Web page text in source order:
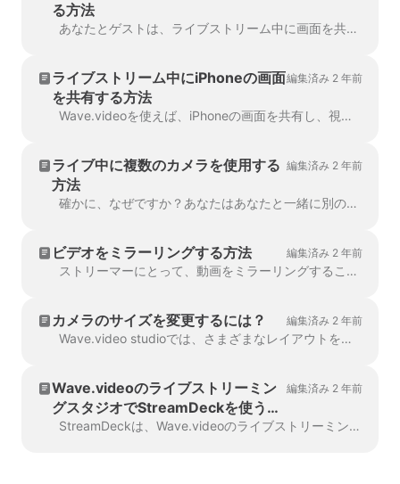
る方法
あなたとゲストは、ライブストリーム中に画面を共有することができます。例えば、プレゼンテーションのスライドを表示したり、製品をリアルタイムで紹介したりすることができます。
ライブストリーム中にiPhoneの画面
を共有する方法
編集済み 2 年前
Wave.videoを使えば、iPhoneの画面を共有し、視聴者に配信することができます。まず、iPhoneの画面をMacにキャストする必要があります。あなたは ...
ライブ中に複数のカメラを使用する
方法
編集済み 2 年前
確かに、なぜですか？あなたはあなたと一緒に別のスピーカーを持っているかもしれませんし、多分あなたはあなたが行う何かに別のカメラに焦点を当てたいですか？料理？あるいは、ライブ中に複数のカメラを使用する方法です。
ビデオをミラーリングする方法 編集済み 2 年前
ストリーマーにとって、動画をミラーリングすることは重要です。ストリーマーにとって、カメラの前で自信を持ち、写真を楽しむことは重要です。
カメラのサイズを変更するには？ 編集済み 2 年前
Wave.video studioでは、さまざまなレイアウトを楽しむことができます。カメラを正方形、ひし形、円形などにすることができます。その上、 ...
Wave.videoのライブストリーミン
グスタジオでStreamDeckを使う方
法：ステップバイステップガイド.
編集済み 2 年前
StreamDeckは、Wave.videoのライブストリーミングスタジオと併用することで、ライブストリーミングのワークフローを効率化できる強力なツールです。その...